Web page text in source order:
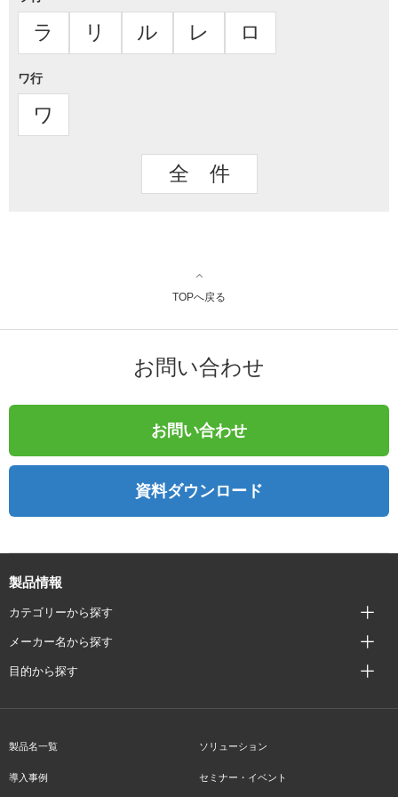
ラ リ ル レ ロ
ワ行
ワ
全 件
TOPへ戻る
お問い合わせ
お問い合わせ
資料ダウンロード
製品情報
カテゴリーから探す
メーカー名から探す
目的から探す
製品名一覧 ソリューション
導入事例 セミナー・イベント